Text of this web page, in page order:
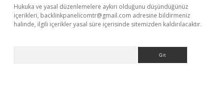
Hukuka ve yasal düzenlemelere aykırı olduğunu düşündüğünüz
içerikleri, backlinkpanelicomtr@gmail.com adresine bildirmeniz
halinde, ilgili içerikler yasal süre içerisinde sitemizden kaldırılacaktır.